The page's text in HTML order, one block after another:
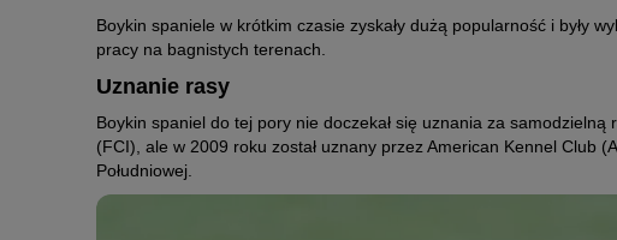
Boykin spaniele w krótkim czasie zyskały dużą popularność i były
pracy na bagnistych terenach.
Uznanie rasy
Boykin spaniel do tej pory nie doczekał się uznania za
(FCI), ale w 2009 roku został uznany przez American Kennel Club
Południowej.